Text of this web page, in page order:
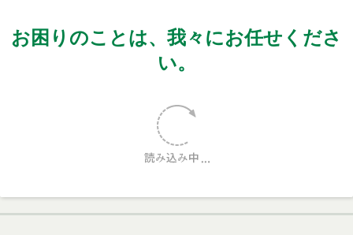
お困りのことは、我々にお任せくださ
い。